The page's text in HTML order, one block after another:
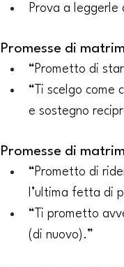
Prova a leggerle
Promesse di
“Prometto di
“Ti scelgo come
e sostegno
Promesse di
“Prometto di
l’ultima fetta di
“Ti prometto
(di nuovo).”